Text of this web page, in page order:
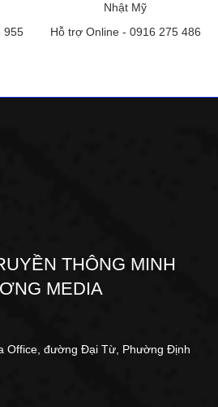
955
Nhật Mỹ
Hỗ trợ Online - 0916 275 486
THÔNG MINH
MEDIA
Office, đường Đại Từ, Phường Định